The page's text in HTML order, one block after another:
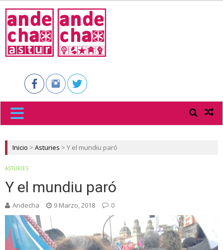
ASTUR
Inicio > Asturies > Y el mundiu paró
ASTURIES
Y el mundiu paró
Andecha 9 Marzo, 2018 0